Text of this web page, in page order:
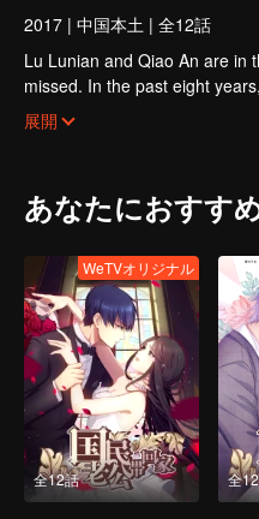
2017 | 中国本土 | 全12話
Lu Lunian and Qiao An are in
missed. In the past eight
Joan’s birthday. Also failed
Five years later, Han Ruchu
stabilize the family business,
展開
あなたにおすす
全12話
WeTVオリジナル
全